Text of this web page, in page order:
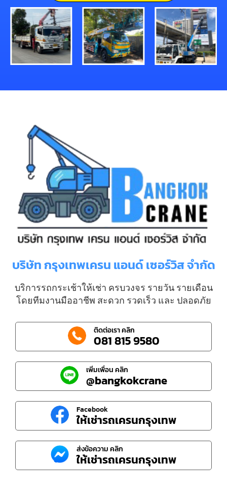
บริษัท กรุงเทพเครน แอนด์ เซอร์วิส จำกัด
บริการรถกระเช้าให้เช่า ครบวงจร รายวัน รายเดือน
โดยทีมงานมืออาชีพ สะดวก รวดเร็ว และ ปลอดภัย
ติดต่อเรา คลิก
081 815 9580
เพิ่มเพื่อน คลิก
@bangkokcrane
Facebook
ให้เช่ารถเครนกรุงเทพ
ส่งข้อความ คลิก
ให้เช่ารถเครนกรุงเทพ